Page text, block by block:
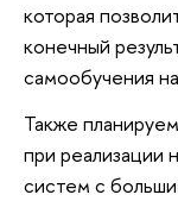
которая
конечный
самообучения
Также
при реализации
систем с